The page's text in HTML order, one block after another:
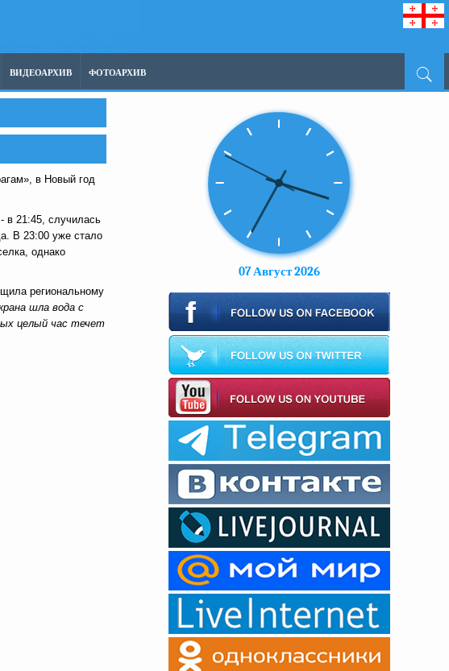
ВИДЕОАРХИВ ФОТОАРХИВ
в Новый год
в 21:45, случилась
В 23:00 уже стало
однако
региональному
шла вода с
целый час течет
07 Август 2026